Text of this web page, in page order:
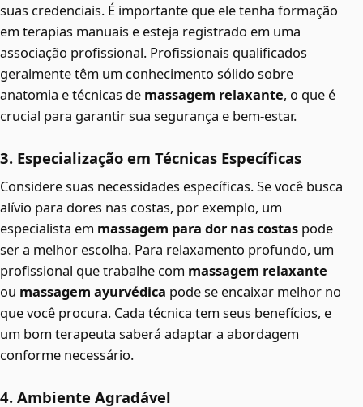
suas credenciais. É importante que ele tenha formação
em terapias manuais e esteja registrado em uma
associação profissional. Profissionais qualificados
geralmente têm um conhecimento sólido sobre
anatomia e técnicas de massagem relaxante, o que é
crucial para garantir sua segurança e bem-estar.
3. Especialização em Técnicas Específicas
Considere suas necessidades específicas. Se você busca
alívio para dores nas costas, por exemplo, um
especialista em massagem para dor nas costas pode
ser a melhor escolha. Para relaxamento profundo, um
profissional que trabalhe com massagem relaxante
ou massagem ayurvédica pode se encaixar melhor no
que você procura. Cada técnica tem seus benefícios, e
um bom terapeuta saberá adaptar a abordagem
conforme necessário.
4. Ambiente Agradável